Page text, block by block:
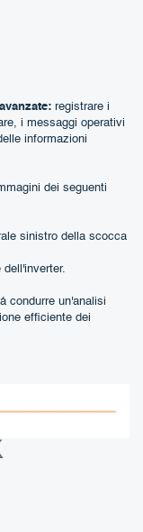
registrare i
i messaggi operativi
informazioni
dei seguenti
sinistro della scocca
condurre un'analisi
efficiente dei